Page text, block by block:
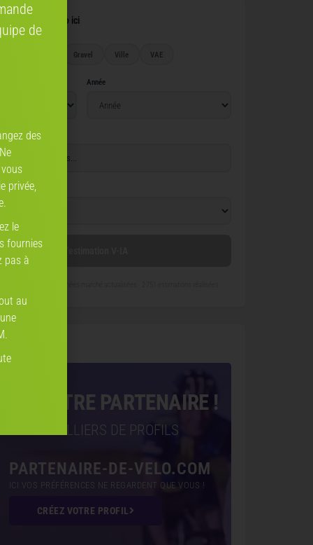
de votre vélo ici
Gravel Ville VAE
Année
Lancer l'estimation V-IA
VOTRE PARTENAIRE !
DES MILLIERS DE PROFILS
PARTENAIRE-DE-VELO.COM
ICI VOS PRÉFÉRENCES NE REGARDENT QUE VOUS !
CRÉEZ VOTRE PROFIL
de
des
privée,
le
fournies
pas à
au